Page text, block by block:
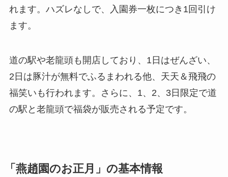
れます。ハズレなしで、入園券一枚につき1回引け
ます。
道の駅や老龍頭も開店しており、1日はぜんざい、
2日は豚汁が無料でふるまわれる他、天天＆飛飛の
福笑いも行われます。さらに、1、2、3日限定で道
の駅と老龍頭で福袋が販売される予定です。
「燕趙園のお正月」の基本情報